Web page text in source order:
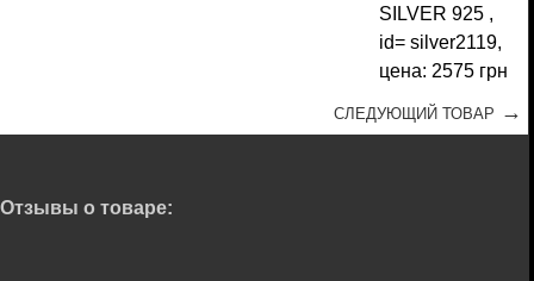
СЛЕДУЮЩИЙ ТОВАР →
Отзывы о товаре: